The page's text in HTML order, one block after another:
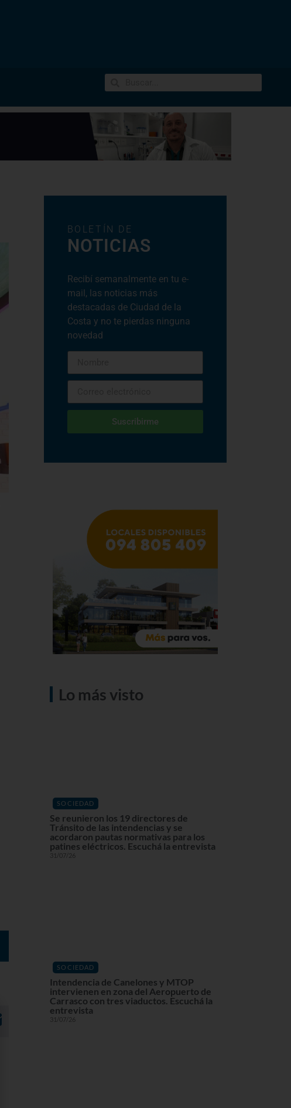
BOLETÍN DE
NOTICIAS
Recibí semanalmente en tu e-
mail, las noticias más
destacadas de Ciudad de la
Costa y no te pierdas ninguna
novedad
Suscribirme
Lo más visto
SOCIEDAD
Se reunieron los 19 directores de
Tránsito de las intendencias y se
acordaron pautas normativas para los
patines eléctricos. Escuchá la entrevista
31/07/26
SOCIEDAD
Intendencia de Canelones y MTOP
intervienen en zona del Aeropuerto de
Carrasco con tres viaductos. Escuchá la
entrevista
31/07/26